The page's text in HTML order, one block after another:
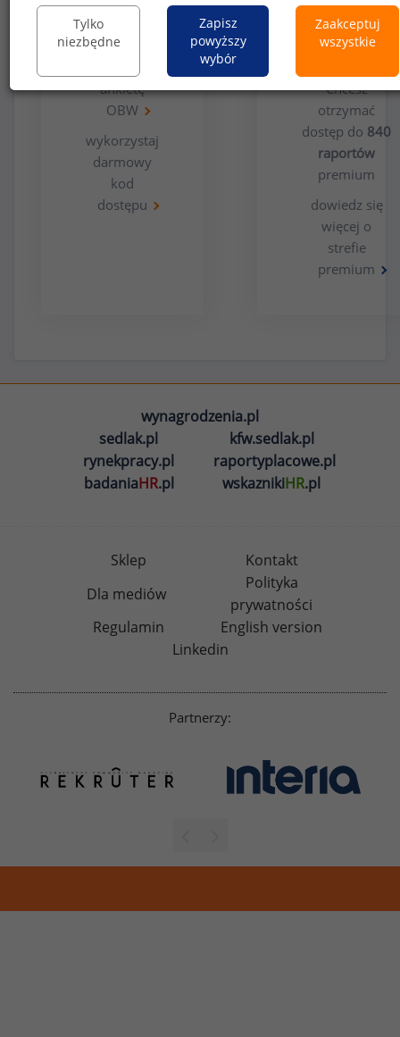
bezpłatna
ankietę
OBW
wykorzystaj
darmowy
kod
dostępu
użytkowników
premium
Chcesz
otrzymać
dostęp do 840
raportów
premium
dowiedz się
więcej o
strefie
premium
wynagrodzenia.pl
sedlak.pl
kfw.sedlak.pl
rynekpracy.pl
raportyplacowe.pl
badaniaHR.pl wskaznikiHR.pl
Sklep
Kontakt
Dla mediów
Polityka
prywatności
Regulamin
English version
Linkedin
Partnerzy:
Tylko
niezbędne
Zapisz
powyższy
wybór
Zaakceptuj
wszystkie